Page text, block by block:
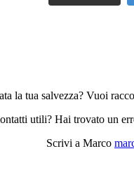
la tua salvezza? Vuoi
utili? Hai trovato un
Scrivi a Marco